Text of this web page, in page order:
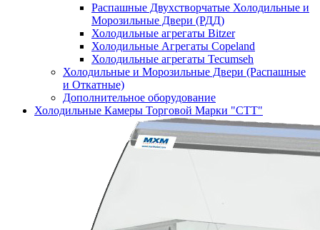
Распашные Двухстворчатые Холодильные и
Морозильные Двери (РДД)
Холодильные агрегаты Bitzer
Холодильные Агрегаты Copeland
Холодильные агрегаты Tecumseh
Холодильные и Морозильные Двери (Распашные
и Откатные)
Дополнительное оборудование
Холодильные Камеры Торговой Марки "СТТ"